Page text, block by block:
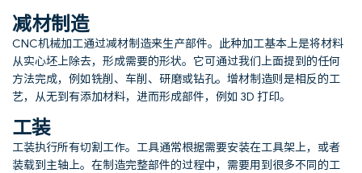
减材制造
CNC机械加工通过减材制造来生产部件。此种加工基本上是将材料
从实心坯上除去，形成需要的形状。它可通过我们上面提到的任何
方法完成，例如铣削、车削、研磨或钻孔。增材制造则是相反的工
艺，从无到有添加材料，进而形成部件，例如 3D 打印。
工装
工装执行所有切割工作。工具通常根据需要安装在工具架上，或者
装载到主轴上。在制造完整部件的过程中，需要用到很多不同的工